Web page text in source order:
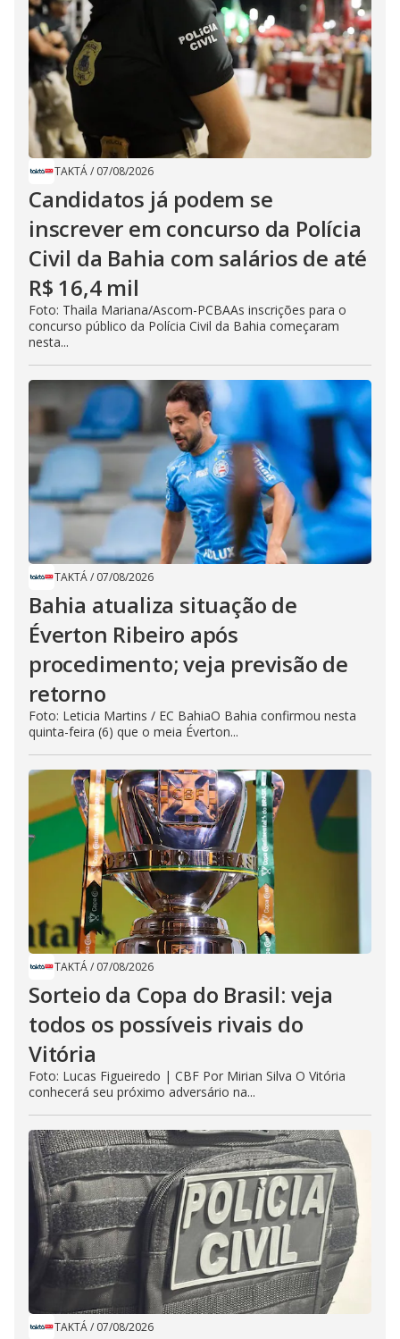
TAKTÁ/ 07/08/2026
Candidatos já podem se
inscrever em concurso da Polícia
Civil da Bahia com salários de até
R$ 16,4 mil
Foto: Thaila Mariana/Ascom-PCBAAs inscrições para o
concurso público da Polícia Civil da Bahia começaram
nesta...
TAKTÁ/ 07/08/2026
Bahia atualiza situação de
Éverton Ribeiro após
procedimento; veja previsão de
retorno
Foto: Leticia Martins / EC BahiaO Bahia confirmou nesta
quinta-feira (6) que o meia Éverton...
TAKTÁ/ 07/08/2026
Sorteio da Copa do Brasil: veja
todos os possíveis rivais do
Vitória
Foto: Lucas Figueiredo | CBF Por Mirian Silva O Vitória
conhecerá seu próximo adversário na...
TAKTÁ/ 07/08/2026